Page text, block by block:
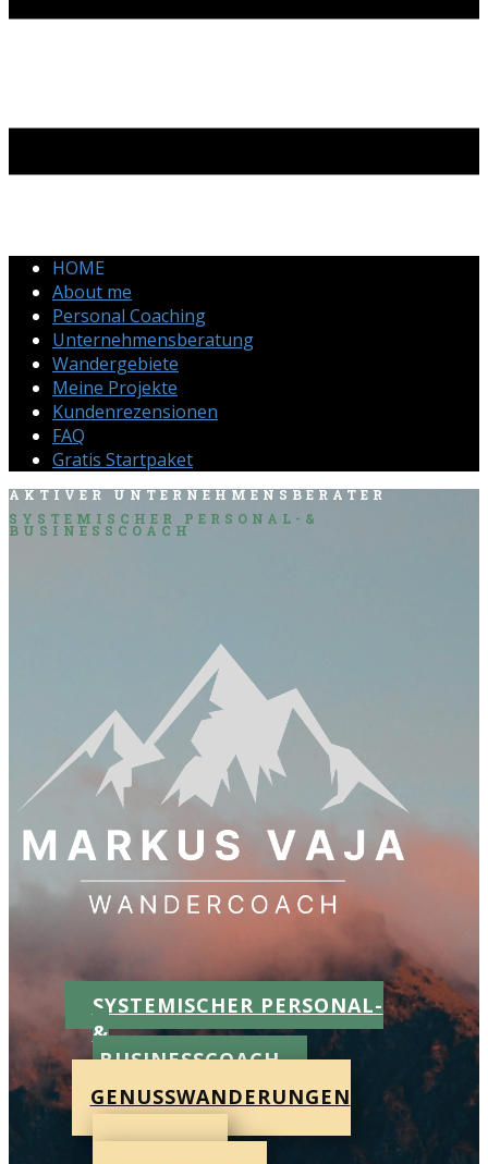
HOME
About me
Personal Coaching
Unternehmensberatung
Wandergebiete
Meine Projekte
Kundenrezensionen
FAQ
Gratis Startpaket
AKTIVER UNTERNEHMENSBERATER
SYSTEMISCHER PE​RSONAL-&
BUSINESSCOACH
SYSTEMISCHER PERSONAL-
&
BUSINESSCOACH
GENUSSWANDERUNGEN